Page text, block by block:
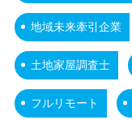
地域未来牽引企業
土地家屋調査士
フルリモート